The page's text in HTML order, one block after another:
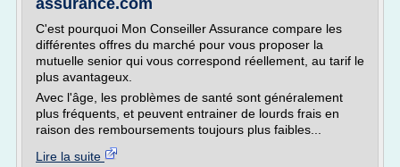
assurance.com
C'est pourquoi Mon Conseiller Assurance compare les
différentes offres du marché pour vous proposer la
mutuelle senior qui vous correspond réellement, au tarif le
plus avantageux.
Avec l'âge, les problèmes de santé sont généralement
plus fréquents, et peuvent entrainer de lourds frais en
raison des remboursements toujours plus faibles...
Lire la suite